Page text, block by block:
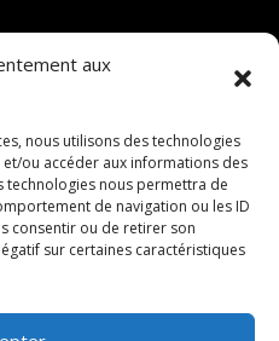
aux
nous utilisons des technologies
ou accéder aux informations des
technologies nous permettra de
de navigation ou les ID
consentir ou de retirer son
sur certaines caractéristiques